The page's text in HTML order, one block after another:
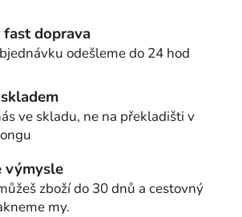
fast doprava
odešleme do 24 hod
ve skladu, ne na překladišti v
výmysle
zboží do 30 dnů a cestovný
my.